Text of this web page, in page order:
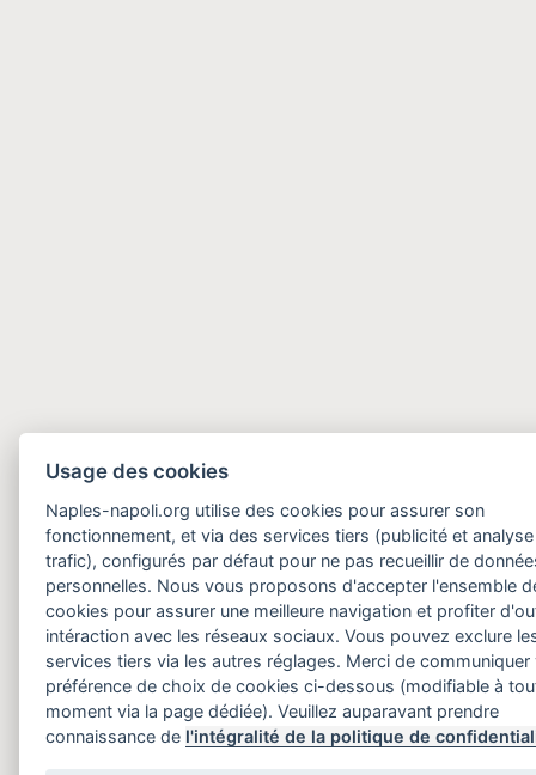
Usage des cookies
Naples-napoli.org utilise des cookies pour assurer son
fonctionnement, et via des services tiers (publicité et
trafic), configurés par défaut pour ne pas recueillir de
personnelles. Nous vous proposons d'accepter l'ensemble
cookies pour assurer une meilleure navigation et profiter
intéraction avec les réseaux sociaux. Vous pouvez exclure
services tiers via les autres réglages. Merci de communiquer
préférence de choix de cookies ci-dessous (modifiable à
moment via la page dédiée). Veuillez auparavant prendre
connaissance de l'intégralité de la politique de